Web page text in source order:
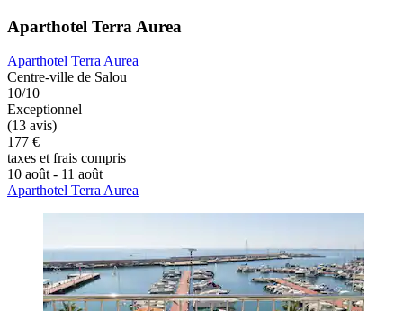
Aparthotel Terra Aurea
Aparthotel Terra Aurea
Centre-ville de Salou
10/10
Exceptionnel
(13 avis)
177 €
taxes et frais compris
10 août - 11 août
Aparthotel Terra Aurea